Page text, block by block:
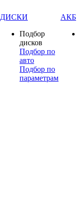
ДИСКИ
Подбор
дисков
Подбор по
авто
Подбор по
параметрам
АКБ